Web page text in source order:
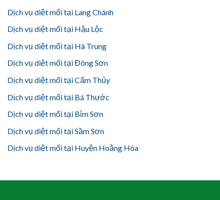
Dịch vụ diệt mối tại Lang Chánh
Dịch vụ diệt mối tại Hậu Lộc
Dịch vụ diệt mối tại Hà Trung
Dịch vụ diệt mối tại Đông Sơn
Dịch vụ diệt mối tại Cẩm Thủy
Dịch vụ diệt mối tại Bá Thước
Dịch vụ diệt mối tại Bỉm Sơn
Dịch vụ diệt mối tại Sầm Sơn
Dịch vụ diệt mối tại Huyện Hoằng Hóa